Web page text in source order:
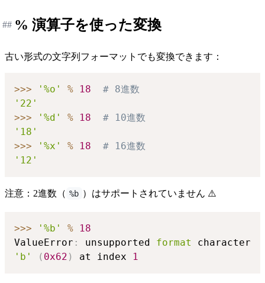
% 演算子を使った変換
##
古い形式の文字列フォーマットでも変換できます：
>>> '%o' % 18
# 8進数
'22'
>>> '%d' % 18
# 10進数
'18'
>>> '%x' % 18
# 16進数
'12'
注意：2進数（ %b ）はサポートされていません ⚠️
>>> '%b' %
18
ValueError : unsupported format
'b'
( 0x62 ) at index 1